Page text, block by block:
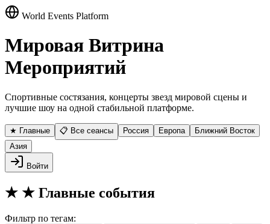
World Events Platform
Мировая Витрина
Мероприятий
Спортивные состязания, концерты звезд мировой сцены и
лучшие шоу на одной стабильной платформе.
★ Главные 📋 Все сеансы Россия Европа
Ближний Восток
Азия
Войти
★ ★ Главные события
Фильтр по тегам: